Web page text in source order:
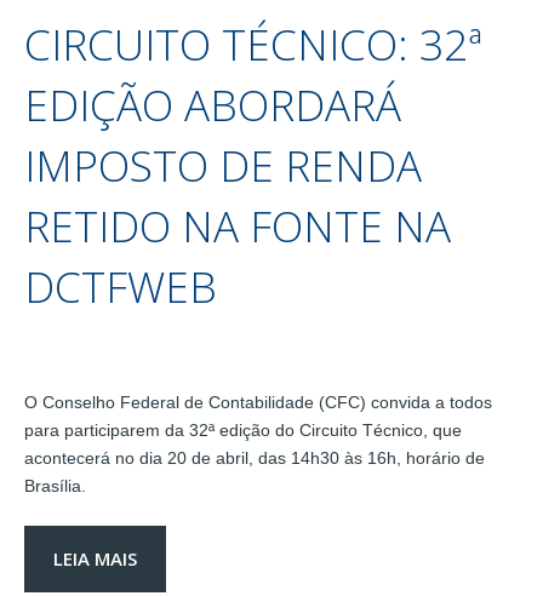
CIRCUITO TÉCNICO: 32ª
EDIÇÃO ABORDARÁ
IMPOSTO DE RENDA
RETIDO NA FONTE NA
DCTFWEB
O Conselho Federal de Contabilidade (CFC) convida a todos
para participarem da 32ª edição do Circuito Técnico, que
acontecerá no dia 20 de abril, das 14h30 às 16h, horário de
Brasília.
LEIA MAIS